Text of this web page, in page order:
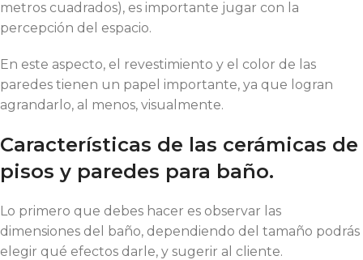
metros cuadrados), es importante jugar con la
percepción del espacio.
En este aspecto, el revestimiento y el color de las
paredes tienen un papel importante, ya que logran
agrandarlo, al menos, visualmente.
Características de las cerámicas de
pisos y paredes para baño.
Lo primero que debes hacer es observar las
dimensiones del baño, dependiendo del tamaño podrás
elegir qué efectos darle, y sugerir al cliente.